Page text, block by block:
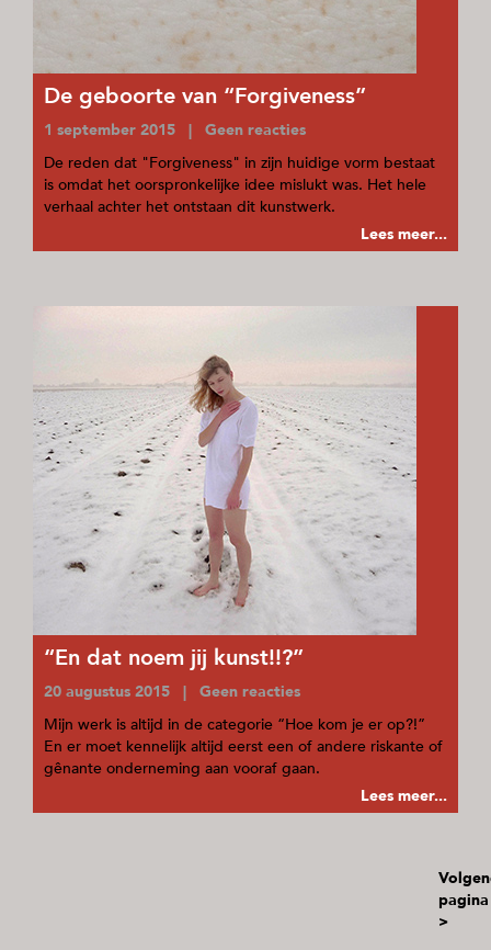
De geboorte van “Forgiveness”
1 september 2015 | Geen reacties
De reden dat "Forgiveness" in zijn huidige vorm bestaat
is omdat het oorspronkelijke idee mislukt was. Het hele
verhaal achter het ontstaan dit kunstwerk.
Lees meer...
“En dat noem jij kunst!!?”
20 augustus 2015 | Geen reacties
Mijn werk is altijd in de categorie “Hoe kom je er op?!”
En er moet kennelijk altijd eerst een of andere riskante of
gênante onderneming aan vooraf gaan.
Lees meer...
pagina
>